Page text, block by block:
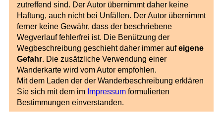
zutreffend sind. Der Autor übernimmt daher keine
Haftung, auch nicht bei Unfällen. Der Autor übernimmt
ferner keine Gewähr, dass der beschriebene
Wegverlauf fehlerfrei ist. Die Benützung der
Wegbeschreibung geschieht daher immer aufeigene
Gefahr. Die zusätzliche Verwendung einer
Wanderkarte wird vom Autor empfohlen.
Mit dem Laden der der Wanderbeschreibung erklären
Sie sich mit dem im Impressum formulierten
Bestimmungen einverstanden.